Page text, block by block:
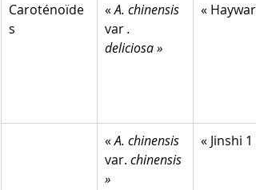
Caroténoïde
s
« A. chinensis
var .
deliciosa »
«
« A. chinensis
var. chinensis
»
« Jinshi 1 »